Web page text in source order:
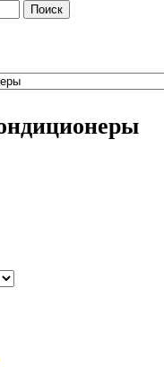
Поиск